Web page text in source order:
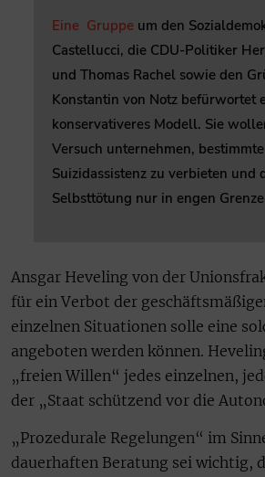
Eine Gruppe um den
Castellucci, die CDU-Politiker
und Thomas Rachel sowie den
Konstantin von Notz befürwortet
konservativeres Modell. Sie
Versuch unternehmen,
Suizidassistenz zu verbieten und
Selbsttötung nur in engen
Ansgar Heveling von der
für ein Verbot der
einzelnen Situationen solle eine
angeboten werden können.
„freien Willen“ jedes einzelnen,
der „Staat schützend vor die
„Prozedurale Regelungen“ im
dauerhaften Beratung sei wichtig,